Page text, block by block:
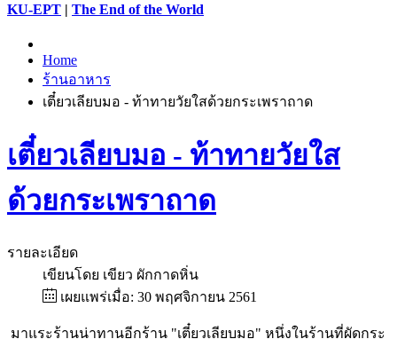
KU-EPT | The End of the World
Home
ร้านอาหาร
เตี๋ยวเลียบมอ - ท้าทายวัยใสด้วยกระเพราถาด
เตี๋ยวเลียบมอ - ท้าทายวัยใส
ด้วยกระเพราถาด
รายละเอียด
เขียนโดย เขียว ผักกาดหิ่น
เผยแพร่เมื่อ: 30 พฤศจิกายน 2561
มาแระร้านน่าทานอีกร้าน "เตี๋ยวเลียบมอ" หนึ่งในร้านที่ผัดกระ